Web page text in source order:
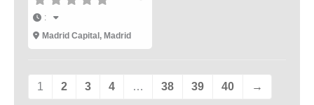
:
Madrid Capital , Madrid
1 2 3 4 … 38 39 40 →